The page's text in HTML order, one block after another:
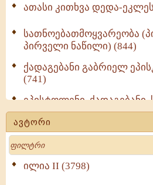
ათასი კითხვა დედა-
სათნოებათმოყვარეობა
პირველი ნაწილი) (844)
ქადაგებანი გაბრიელ
(741)
ეპისტოლენი, ქადაგებანი,
(723)
მოძღვრის ძალზე
მრევლისათვის (545)
Wisdomge (514)
ავტორი
Search
ილია II (3798)